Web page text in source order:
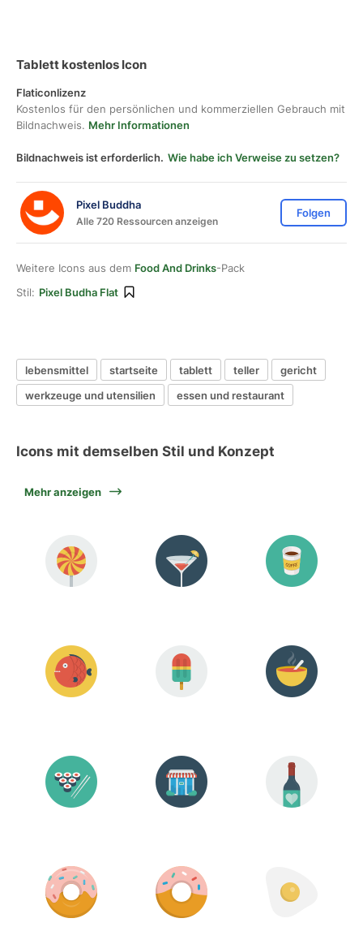
Tablett kostenlos Icon
Flaticonlizenz
Kostenlos für den persönlichen und kommerziellen Gebrauch mit
Bildnachweis. Mehr Informationen
Bildnachweis ist erforderlich. Wie habe ich Verweise zu setzen?
Pixel Buddha
Alle 720 Ressourcen anzeigen
Folgen
Weitere Icons aus dem Food And Drinks-Pack
Stil: Pixel Budha Flat
lebensmittel startseite tablett teller
gericht
werkzeuge und utensilien
essen und restaurant
Icons mit demselben Stil und Konzept
Mehr anzeigen